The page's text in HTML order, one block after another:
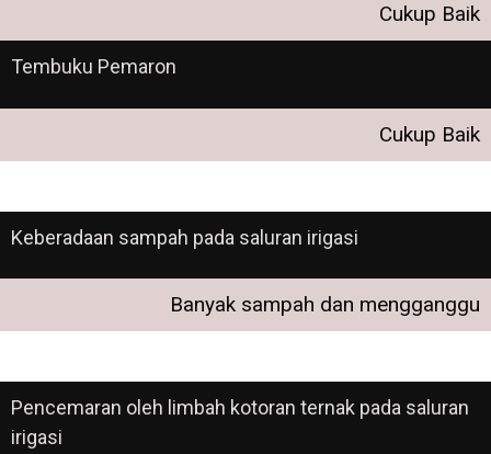
Cukup Baik
Tembuku Pemaron
Cukup Baik
Keberadaan sampah pada saluran irigasi
Banyak sampah dan mengganggu
Pencemaran oleh limbah kotoran ternak pada saluran
irigasi